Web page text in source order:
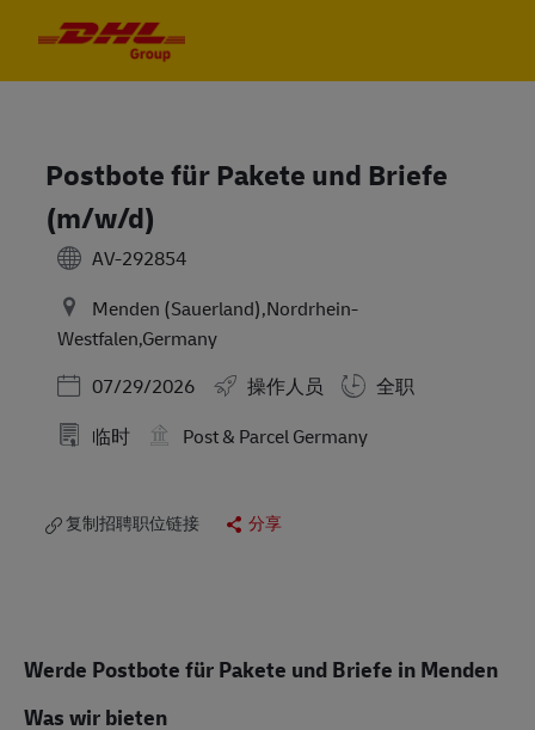
Postbote für Pakete und Briefe
(m/w/d)
AV-292854
Menden (Sauerland),Nordrhein-
Westfalen,Germany
Posted Date
07/29/2026 操作人员
全职
临时
Post & Parcel Germany
复制招聘职位链接 分享
Werde Postbote für Pakete und Briefe in Menden
Was wir bieten